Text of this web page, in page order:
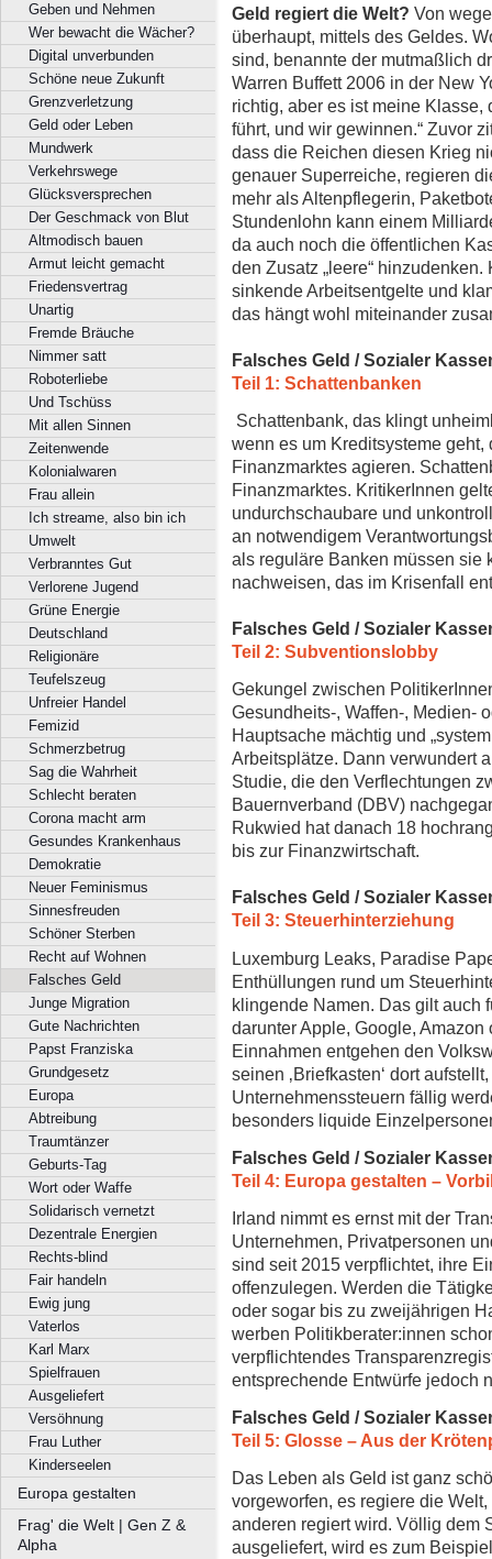
Geben und Nehmen
Wer bewacht die Wächer?
Digital unverbunden
Schöne neue Zukunft
Grenzverletzung
Geld oder Leben
Mundwerk
Verkehrswege
Glücksversprechen
Der Geschmack von Blut
Altmodisch bauen
Armut leicht gemacht
Friedensvertrag
Unartig
Fremde Bräuche
Nimmer satt
Roboterliebe
Und Tschüss
Mit allen Sinnen
Zeitenwende
Kolonialwaren
Frau allein
Ich streame, also bin ich
Umwelt
Verbranntes Gut
Verlorene Jugend
Grüne Energie
Deutschland
Religionäre
Teufelszeug
Unfreier Handel
Femizid
Schmerzbetrug
Sag die Wahrheit
Schlecht beraten
Corona macht arm
Gesundes Krankenhaus
Demokratie
Neuer Feminismus
Sinnesfreuden
Schöner Sterben
Recht auf Wohnen
Falsches Geld
Junge Migration
Gute Nachrichten
Papst Franziska
Grundgesetz
Europa
Abtreibung
Traumtänzer
Geburts-Tag
Wort oder Waffe
Solidarisch vernetzt
Dezentrale Energien
Rechts-blind
Fair handeln
Ewig jung
Vaterlos
Karl Marx
Spielfrauen
Ausgeliefert
Versöhnung
Frau Luther
Kinderseelen
Europa gestalten
Frag' die Welt | Gen Z &
Alpha
Geld regiert die Welt? Von
überhaupt, mittels des Geldes.
sind, benannte der mutmaßlich
Warren Buffett 2006 in der New
richtig, aber es ist meine
führt, und wir gewinnen.“ Zuvor
dass die Reichen diesen Krieg
genauer Superreiche, regieren
mehr als Altenpflegerin,
Stundenlohn kann einem
da auch noch die öffentlichen
den Zusatz „leere“
sinkende Arbeitsentgelte und
das hängt wohl miteinander
Falsches Geld / Sozialer
Teil 1: Schattenbanken
Schattenbank, das klingt
wenn es um Kreditsysteme
Finanzmarktes agieren.
Finanzmarktes. KritikerInnen
undurchschaubare und
an notwendigem
als reguläre Banken müssen sie
nachweisen, das im Krisenfall
Falsches Geld / Sozialer
Teil 2: Subventionslobby
Gekungel zwischen
Gesundheits-, Waffen-, Medien-
Hauptsache mächtig und
Arbeitsplätze. Dann verwundert
Studie, die den Verflechtungen
Bauernverband (DBV)
Rukwied hat danach 18
bis zur Finanzwirtschaft.
Falsches Geld / Sozialer
Teil 3: Steuerhinterziehung
Luxemburg Leaks, Paradise
Enthüllungen rund um
klingende Namen. Das gilt auch
darunter Apple, Google,
Einnahmen entgehen den
seinen ‚Briefkasten‘ dort
Unternehmenssteuern fällig
besonders liquide
Falsches Geld / Sozialer
Teil 4: Europa gestalten –
Irland nimmt es ernst mit der
Unternehmen, Privatpersonen
sind seit 2015 verpflichtet, ihre
offenzulegen. Werden die
oder sogar bis zu zweijährigen
werben Politikberater:innen
verpflichtendes
entsprechende Entwürfe jedoch
Falsches Geld / Sozialer
Teil 5: Glosse – Aus der
Das Leben als Geld ist ganz
vorgeworfen, es regiere die
anderen regiert wird. Völlig dem
ausgeliefert, wird es zum